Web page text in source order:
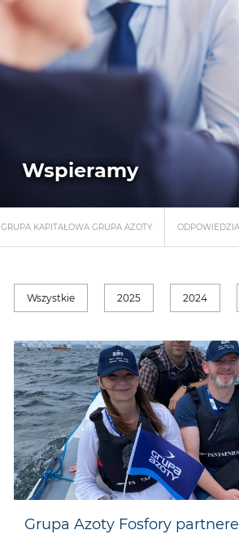
Wspieramy
GRUPA KAPITAŁOWA GRUPA AZOTY
Wszystkie 2025 2024
Grupa Azoty Fosfory